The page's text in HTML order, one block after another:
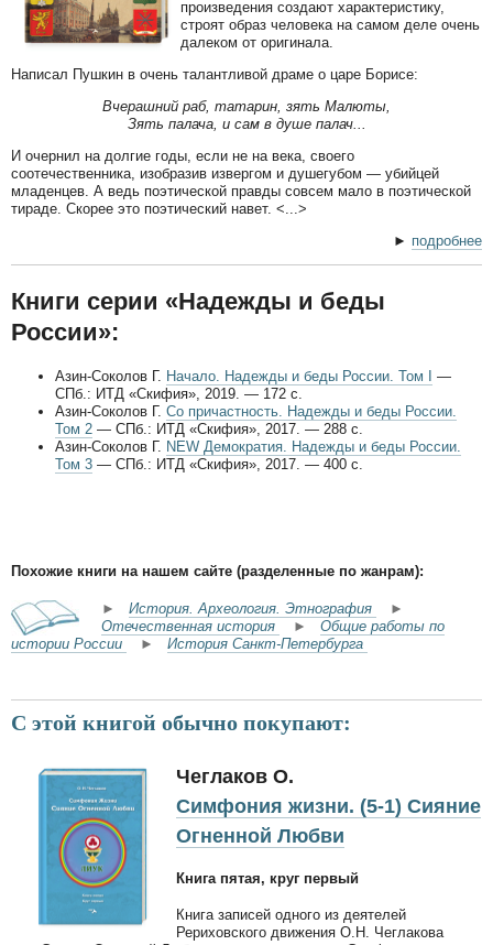
произведения создают характеристику,
строят образ человека на самом деле очень
далеком от оригинала.
Написал Пушкин в очень талантливой драме о царе Борисе:
Вчерашний раб, татарин, зять Малюты,
Зять палача, и сам в душе палач...
И очернил на долгие годы, если не на века, своего
соотечественника, изобразив извергом и душегубом — убийцей
младенцев. А ведь поэтической правды совсем мало в поэтической
тираде. Скорее это поэтический навет. <...>
► подробнее
Книги серии «Надежды и беды
России»:
Азин-Соколов Г. Начало. Надежды и беды России. Том I
—
СПб.: ИТД «Скифия», 2019. — 172 с.
Азин-Соколов Г. Со причастность. Надежды и беды России.
Том 2 — СПб.: ИТД «Скифия», 2017. — 288 с.
Азин-Соколов Г. NEW Демократия. Надежды и беды России.
Том 3 — СПб.: ИТД «Скифия», 2017. — 400 с.
Похожие книги на нашем сайте (разделенные по жанрам):
► История. Археология. Этнография
►
Отечественная история
► Общие работы по
истории России
► История Санкт-Петербурга
С этой книгой обычно покупают:
Чеглаков О.
Симфония жизни. (5-1) Сияние
Огненной Любви
Книга пятая, круг первый
Книга записей одного из деятелей
Рериховского движения О.Н. Чеглакова